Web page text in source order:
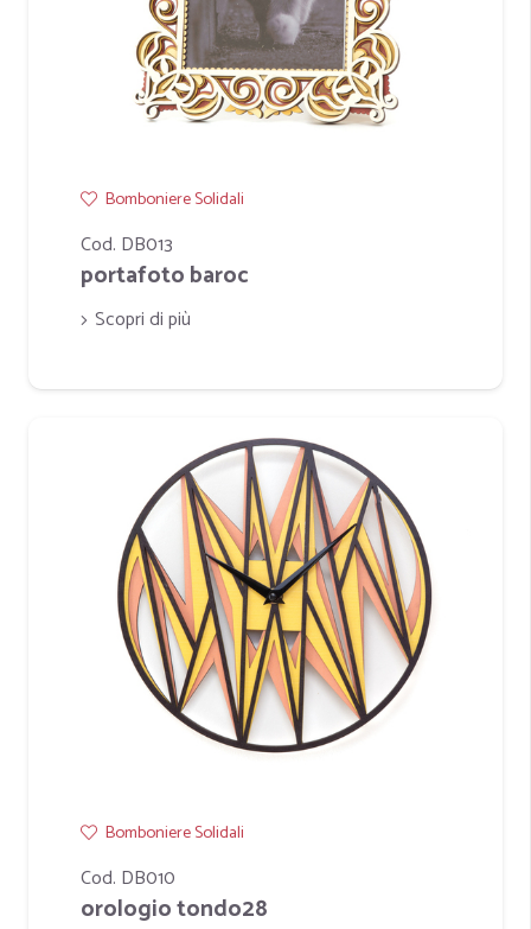
Bomboniere Solidali
Cod. DB013
portafoto baroc
Scopri di più
Bomboniere Solidali
Cod. DB010
orologio tondo28